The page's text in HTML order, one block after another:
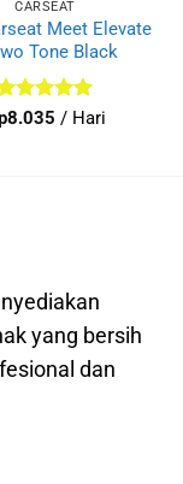
CARSEAT
Meet Elevate
Tone Black
5
8.035 / Hari
yang bersih
dan